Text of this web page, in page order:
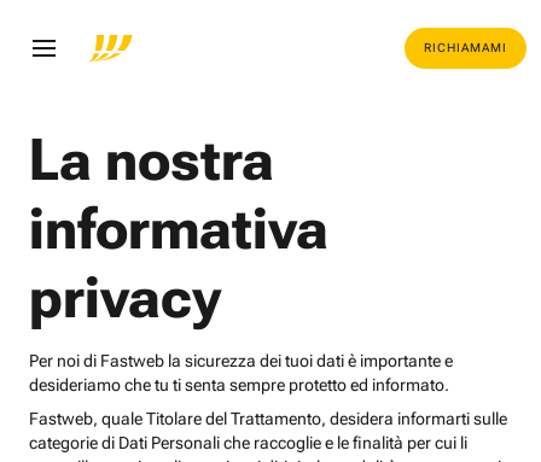
RICHIAMAMI
La nostra
informativa
privacy
Per noi di Fastweb la sicurezza dei tuoi dati è importante e
desideriamo che tu ti senta sempre protetto ed informato.
Fastweb, quale Titolare del Trattamento, desidera informarti sulle
categorie di Dati Personali che raccoglie e le finalità per cui li